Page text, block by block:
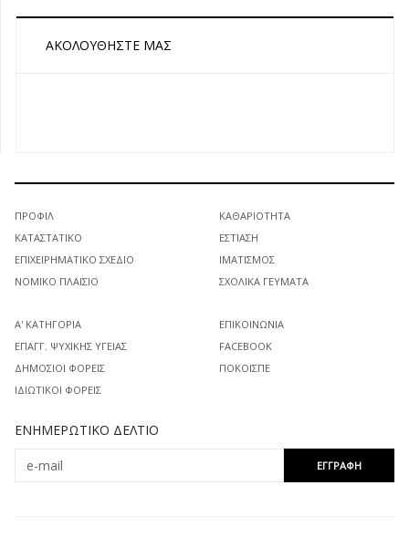
ΑΚΟΛΟΥΘΉΣΤΕ ΜΑΣ
ΠΡΟΦΊΛ
ΚΑΤΑΣΤΑΤΙΚΌ
ΕΠΙΧΕΙΡΗΜΑΤΙΚΌ ΣΧΈΔΙΟ
ΝΟΜΙΚΌ ΠΛΑΊΣΙΟ
ΚΑΘΑΡΙΌΤΗΤΑ
ΕΣΤΊΑΣΗ
ΙΜΑΤΙΣΜΌΣ
ΣΧΟΛΙΚΆ ΓΕΎΜΑΤΑ
Α' ΚΑΤΗΓΟΡΊΑ
ΕΠΑΓΓ. ΨΥΧΙΚΉΣ ΥΓΕΊΑΣ
ΔΗΜΌΣΙΟΙ ΦΟΡΕΊΣ
ΙΔΙΩΤΙΚΟΊ ΦΟΡΕΊΣ
ΕΠΙΚΟΙΝΩΝΊΑ
FACEBOOK
ΠΟΚΟΙΣΠΕ
ΕΝΗΜΕΡΩΤΙΚΌ ΔΕΛΤΊΟ